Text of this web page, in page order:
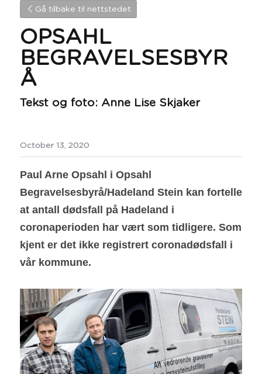
Gå tilbake til nettstedet
OPSAHL
BEGRAVELSESBYR
Å
Tekst og foto: Anne Lise Skjaker
October 13, 2020
Paul Arne Opsahl i Opsahl
Begravelsesbyrå/Hadeland Stein kan fortelle
at antall dødsfall på Hadeland i
coronaperioden har vært som tidligere. Som
kjent er det ikke registrert coronadødsfall i
vår kommune.